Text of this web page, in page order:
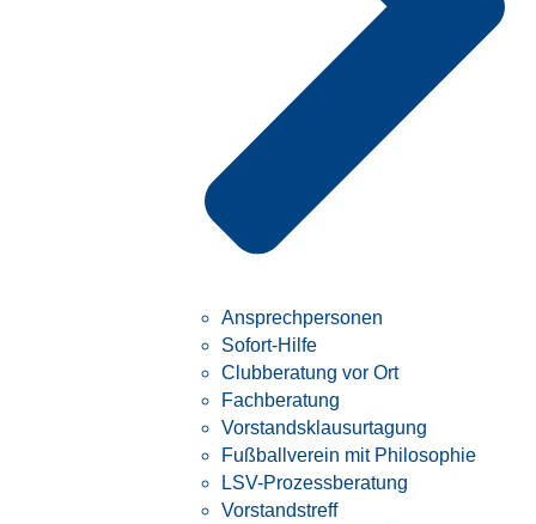
Ansprechpersonen
Sofort-Hilfe
Clubberatung vor Ort
Fachberatung
Vorstandsklausurtagung
Fußballverein mit Philosophie
LSV-Prozessberatung
Vorstandstreff